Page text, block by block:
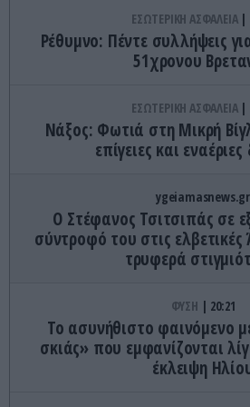
ΕΣΩΤΕΡΙΚΗ ΑΣΦΑΛΕΙΑ
Ρέθυμνο: Πέντε συλλήψεις
51χρονου
ΕΣΩΤΕΡΙΚΗ ΑΣΦΑΛΕΙΑ
Νάξος: Φωτιά στη Μικρή
επίγειες και
ygeiamasnews.gr
Ο Στέφανος Τσιτσιπάς σε
σύντροφό του στις ελβετικές
τρυφερά
ΦΥΣΗ 20:21
Το ασυνήθιστο φαινόμενο
σκιάς» που εμφανίζονται
έκλειψη